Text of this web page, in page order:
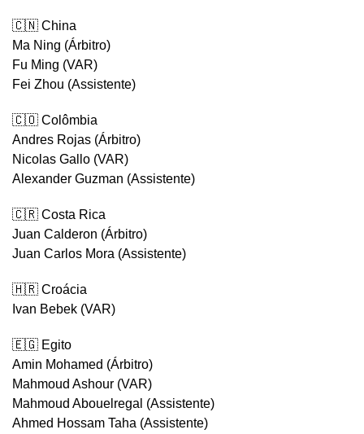
🇨🇳 China
Ma Ning (Árbitro)
Fu Ming (VAR)
Fei Zhou (Assistente)
🇨🇴 Colômbia
Andres Rojas (Árbitro)
Nicolas Gallo (VAR)
Alexander Guzman (Assistente)
🇨🇷 Costa Rica
Juan Calderon (Árbitro)
Juan Carlos Mora (Assistente)
🇭🇷 Croácia
Ivan Bebek (VAR)
🇪🇬 Egito
Amin Mohamed (Árbitro)
Mahmoud Ashour (VAR)
Mahmoud Abouelregal (Assistente)
Ahmed Hossam Taha (Assistente)